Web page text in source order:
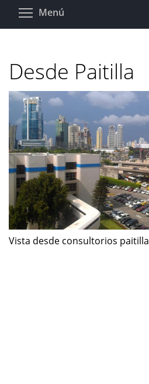
Pasar
Menú
Desde Paitilla
Vista desde consultorios paitilla